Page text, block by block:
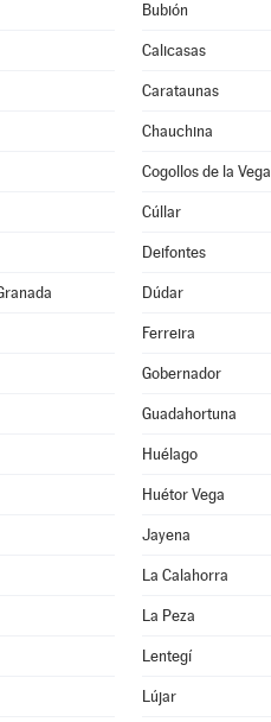
Bubión
Calicasas
Carataunas
Chauchina
Cogollos de la Vega
Cúllar
Deifontes
Dúdar
Ferreira
Gobernador
Guadahortuna
Huélago
Huétor Vega
Jayena
La Calahorra
La Peza
Lentegí
Lújar